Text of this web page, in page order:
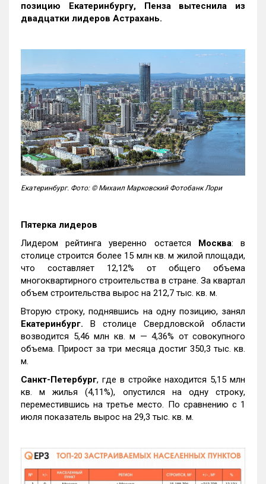
позицию Екатеринбургу, Пенза вытеснила из
двадцатки лидеров Астрахань.
Екатеринбург. Фото: © Михаил Марковский Фотобанк Лори
Пятерка лидеров
Лидером рейтинга уверенно остается Москва: в
столице строится более 15 млн кв. м жилой площади,
что составляет 12,12% от общего объема
многоквартирного строительства в стране. За квартал
объем строительства вырос на 212,7 тыс. кв. м.
Вторую строку, поднявшись на одну позицию, занял
Екатеринбург. В столице Свердловской области
возводится 5,46 млн кв. м — 4,36% от совокупного
объема. Прирост за три месяца достиг 350,3 тыс. кв.
м.
Санкт-Петербург, где в стройке находится 5,15 млн
кв. м жилья (4,11%), опустился на одну строку,
переместившись на третье место. По сравнению с 1
июля показатель вырос на 29,3 тыс. кв. м.